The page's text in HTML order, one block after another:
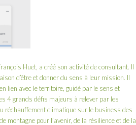
Huet , a créé son activité de consultant. Il
d’être et donner du sens à leur mission. Il
lien avec le territoire, guidé par le sens et
4 grands défis majeurs à relever par les
réchauffement climatique sur le business des
montagne pour l’avenir, de la résilience et de la